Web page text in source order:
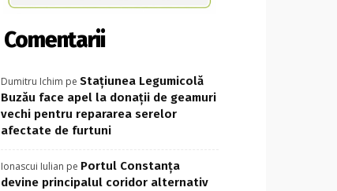
Comentarii
Dumitru Ichim pe Stațiunea Legumicolă
Buzău face apel la donații de geamuri
vechi pentru repararea serelor
afectate de furtuni
Ionascui Iulian pe Portul Constanța
devine principalul coridor alternativ